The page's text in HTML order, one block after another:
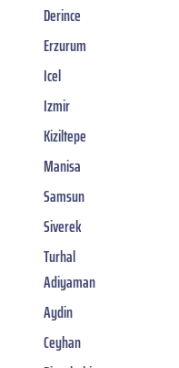
Derince
Erzurum
Icel
Izmir
Kiziltepe
Manisa
Samsun
Siverek
Turhal
Adiyaman
Aydin
Ceyhan